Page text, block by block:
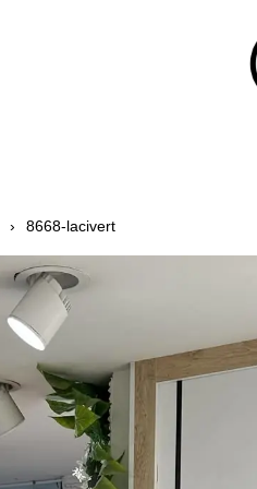
8668-lacivert